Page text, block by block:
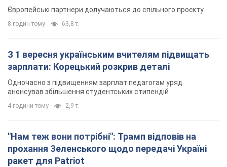
Європейські партнери долучаються до спільного проєкту
8 годин тому 63,8 т.
З 1 вересня українським вчителям підвищать
зарплати: Корецький розкрив деталі
Одночасно з підвищенням зарплат педагогам уряд
анонсував збільшення студентських стипендій
4 години тому 2,9 т.
"Нам теж вони потрібні": Трамп відповів на
прохання Зеленського щодо передачі Україні
ракет для Patriot